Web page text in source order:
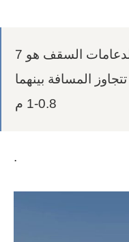
في مثالنا ، العدد الفعلي لدعامات السقف هو 7
المسافة بينهما
0.8-1 م
.